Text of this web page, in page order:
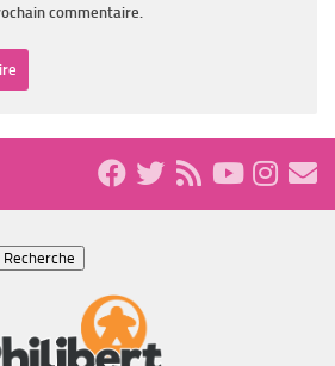
commentaire.
Recherche